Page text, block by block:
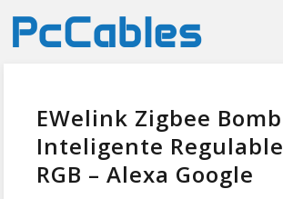
EWelink Zigbee
Inteligente Regulable
RGB – Alexa Google